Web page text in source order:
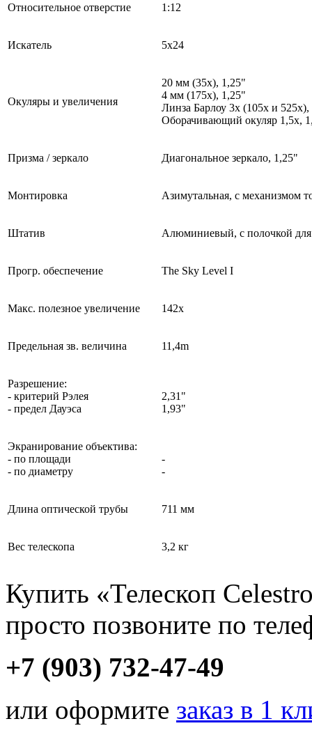
Относительное отверстие 1:12
Искатель 5x24
Окуляры и увеличения
20 мм (35x), 1,25"
4 мм (175х), 1,25"
Линза Барлоу 3х (105x и
Оборачивающий окуляр 1,5х,
Призма / зеркало Диагональное зеркало, 1,25"
Монтировка Азимутальная, с механизмом
Штатив Алюминиевый, с полочкой для
Прогр. обеспечение The Sky Level I
Макс. полезное увеличение 142х
Предельная зв. величина 11,4m
Разрешение:
- критерий Рэлея
- предел Дауэса
2,31"
1,93"
Экранирование объектива:
- по площади
- по диаметру
-
-
Длина оптической трубы 711 мм
Вес телескопа 3,2 кг
Купить «Телескоп
просто позвоните по
+7 (903) 732-47-49
или оформите заказ в 1